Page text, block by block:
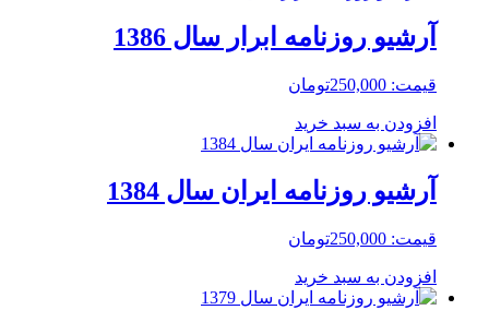
آرشیو روزنامه ابرار سال 1386
قیمت: 250,000تومان
افزودن به سبد خرید
آرشیو روزنامه ایران سال 1384
قیمت: 250,000تومان
افزودن به سبد خرید